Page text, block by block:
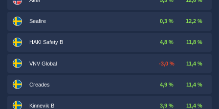
Seafire 0,3 % 12,2 %
HAKI Safety B 4,8 % 11,8 %
VNV Global -3,0 % 11,4 %
Creades 4,9 % 11,4 %
Kinnevik B 3,9 % 11,4 %